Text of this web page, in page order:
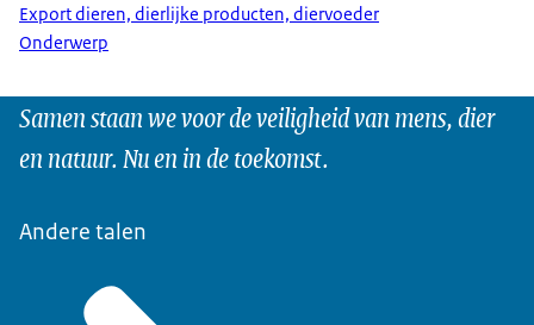
Export dieren, dierlijke producten, diervoeder
Onderwerp
Samen staan we voor de veiligheid van mens, dier
en natuur. Nu en in de toekomst.
Andere talen